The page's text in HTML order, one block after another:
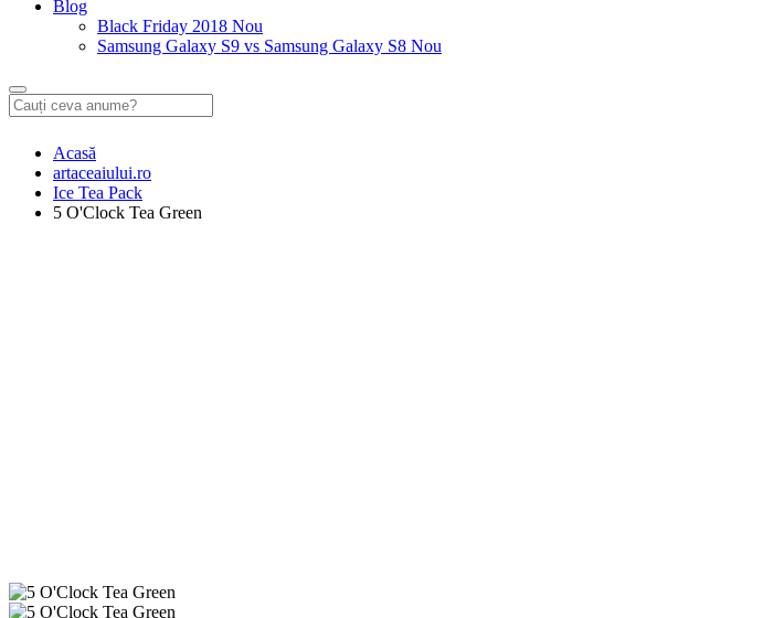
Blog
Black Friday 2018 Nou
Samsung Galaxy S9 vs Samsung Galaxy S8 Nou
Acasă
artaceaiului.ro
Ice Tea Pack
5 O'Clock Tea Green